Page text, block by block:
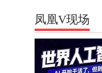
凤凰V现场